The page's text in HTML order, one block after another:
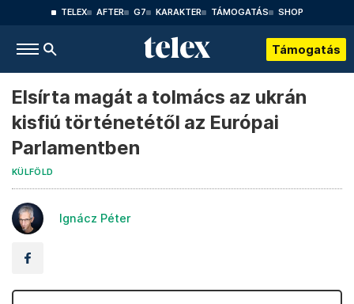
TELEX AFTER G7 KARAKTER TÁMOGATÁS SHOP
Támogatás
Elsírta magát a tolmács az ukrán
kisfiú történetétől az Európai
Parlamentben
KÜLFÖLD
Ignácz Péter